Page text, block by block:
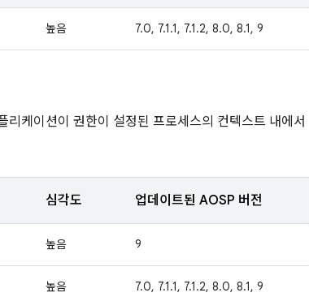
높음 7.0, 7.1.1, 7.1.2, 8.0, 8.1, 9
케이션이 권한이 설정된 프로세스의 컨텍스트 내에서
심각도 업데이트된 AOSP 버전
높음 9
높음 7.0, 7.1.1, 7.1.2, 8.0, 8.1, 9